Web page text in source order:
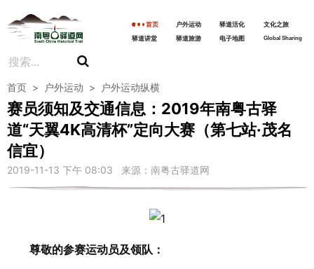
首页 户外运动 驿道活化
文化之旅
驿道讲堂
驿道旅游 电子地图 Global Sharing
首页 > 户外运动 > 户外运动纵横
赛员须知及交通信息：2019年南粤古驿
道“天翼4K高清杯”定向大赛（第七站·茂名
信宜）
2019-11-13 下午 08:03 来源：南粤古驿道网
尊敬的参赛运动员及领队：